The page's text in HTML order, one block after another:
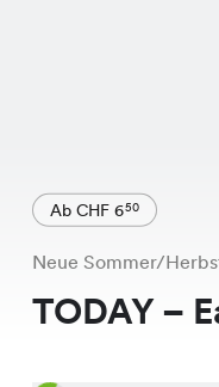
Ab CHF 650
Neue Sommer/
TODAY –